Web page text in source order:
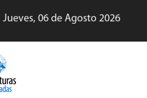
Jueves, 06 de Agosto 2026